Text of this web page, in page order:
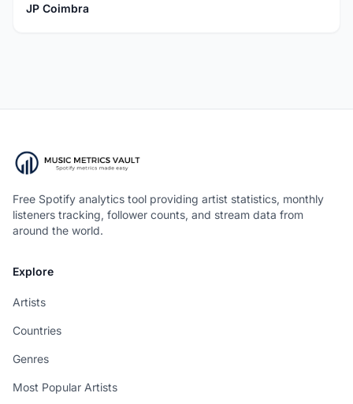
JP Coimbra
Free Spotify analytics tool providing artist statistics, monthly
listeners tracking, follower counts, and stream data from
around the world.
Explore
Artists
Countries
Genres
Most Popular Artists